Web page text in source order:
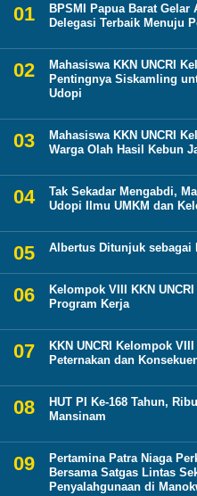
BPSMI Papua Barat
Delegasi Terbaik Menuju
Mahasiswa KKN UNCRI
Pentingnya Siskamling
Udopi
Mahasiswa KKN UNCRI
Warga Olah Hasil Kebun
Tak Sekadar Mengabdi,
Udopi Ilmu UMKM dan
Albertus Ditunjuk sebagai
Kelompok VIII KKN
Program Kerja
KKN UNCRI Kelompok
Peternakan dan
HUT PI Ke-168 Tahun,
Mansinam
Pertamina Patra Niaga
Bersama Satgas Lintas
Penyalahgunaan di